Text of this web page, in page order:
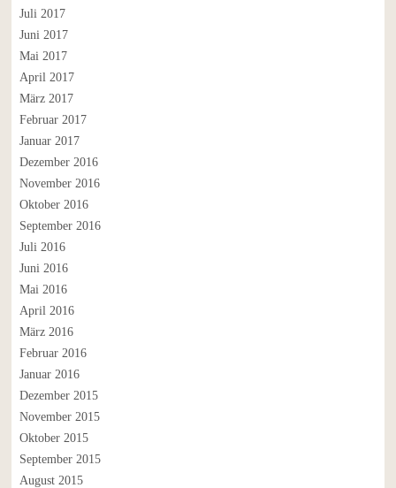
Juli 2017
Juni 2017
Mai 2017
April 2017
März 2017
Februar 2017
Januar 2017
Dezember 2016
November 2016
Oktober 2016
September 2016
Juli 2016
Juni 2016
Mai 2016
April 2016
März 2016
Februar 2016
Januar 2016
Dezember 2015
November 2015
Oktober 2015
September 2015
August 2015